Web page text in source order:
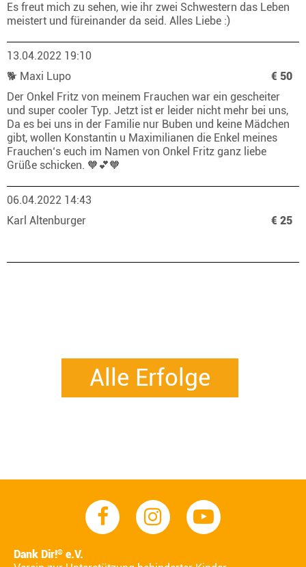
Es freut mich zu sehen, wie ihr zwei Schwestern das Leben
meistert und füreinander da seid. Alles Liebe :)
13.04.2022 19:10
🐕 Maxi Lupo
€ 50
Der Onkel Fritz von meinem Frauchen war ein gescheiter
und super cooler Typ. Jetzt ist er leider nicht mehr bei uns,
Da es bei uns in der Familie nur Buben und keine Mädchen
gibt, wollen Konstantin u Maximilianen die Enkel meines
Frauchen‘s euch im Namen von Onkel Fritz ganz liebe
Grüße schicken. 🧡💕🧡
06.04.2022 14:43
Karl Altenburger
€ 25
Alle Erfolge
Dank Dir!® e.V.